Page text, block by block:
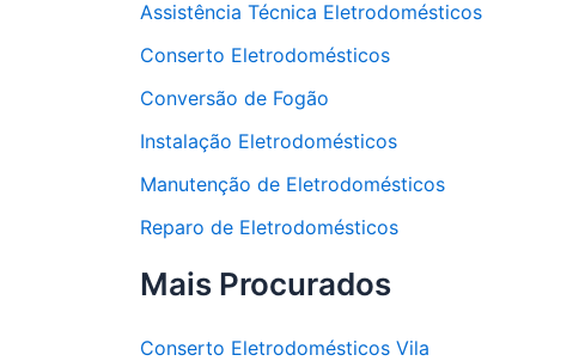
Assistência Técnica Eletrodomésticos
Conserto Eletrodomésticos
Conversão de Fogão
Instalação Eletrodomésticos
Manutenção de Eletrodomésticos
Reparo de Eletrodomésticos
Mais Procurados
Conserto Eletrodomésticos Vila